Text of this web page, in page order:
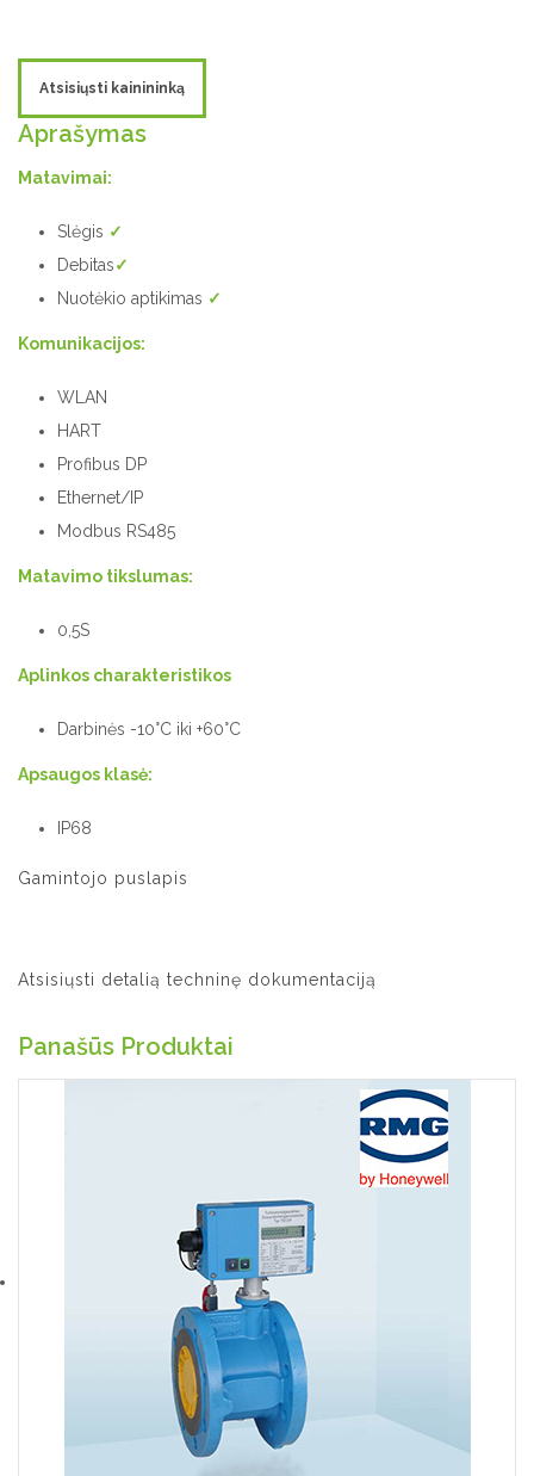
Atsisiųsti kainininką
Aprašymas
Matavimai:
Slėgis ✓
Debitas✓
Nuotėkio aptikimas ✓
Komunikacijos:
WLAN
HART
Profibus DP
Ethernet/IP
Modbus RS485
Matavimo tikslumas:
0,5S
Aplinkos charakteristikos
Darbinės -10°C iki +60°C
Apsaugos klasė:
IP68
Gamintojo puslapis
Atsisiųsti detalią techninę dokumentaciją
Panašūs Produktai